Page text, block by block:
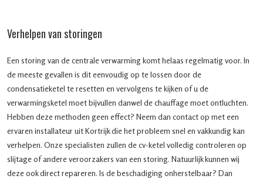
Verhelpen van storingen
Een storing van de centrale verwarming komt helaas regelmatig voor. In
de meeste gevallen is dit eenvoudig op te lossen door de
condensatieketel te resetten en vervolgens te kijken of u de
verwarmingsketel moet bijvullen danwel de chauffage moet ontluchten.
Hebben deze methoden geen effect? Neem dan contact op met een
ervaren installateur uit Kortrijk die het probleem snel en vakkundig kan
verhelpen. Onze specialisten zullen de cv-ketel volledig controleren op
slijtage of andere veroorzakers van een storing. Natuurlijk kunnen wij
deze ook direct repareren. Is de beschadiging onherstelbaar? Dan